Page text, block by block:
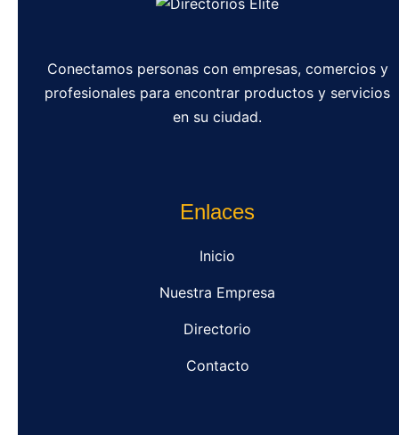
Conectamos personas con empresas, comercios y
profesionales para encontrar productos y servicios
en su ciudad.
Enlaces
Inicio
Nuestra Empresa
Directorio
Contacto